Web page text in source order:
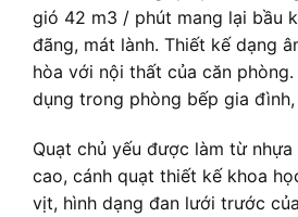
gió 42 m3 / phút mang lại bầu
đãng, mát lành. Thiết kế dạng
hòa với nội thất của căn
dụng trong phòng bếp gia
Quạt chủ yếu được làm từ
cao, cánh quạt thiết kế khoa
vịt, hình dạng đan lưới trước